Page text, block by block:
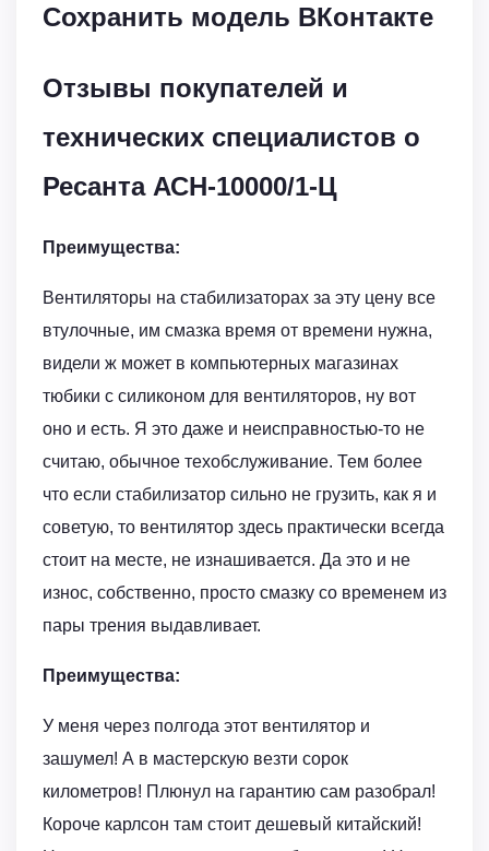
Сохранить модель ВКонтакте
Отзывы покупателей и
технических специалистов о
Ресанта АСН-10000/1-Ц
Преимущества:
Вентиляторы на стабилизаторах за эту цену все
втулочные, им смазка время от времени нужна,
видели ж может в компьютерных магазинах
тюбики с силиконом для вентиляторов, ну вот
оно и есть. Я это даже и неисправностью-то не
считаю, обычное техобслуживание. Тем более
что если стабилизатор сильно не грузить, как я и
советую, то вентилятор здесь практически всегда
стоит на месте, не изнашивается. Да это и не
износ, собственно, просто смазку со временем из
пары трения выдавливает.
Преимущества:
У меня через полгода этот вентилятор и
зашумел! А в мастерскую везти сорок
километров! Плюнул на гарантию сам разобрал!
Короче карлсон там стоит дешевый китайский!